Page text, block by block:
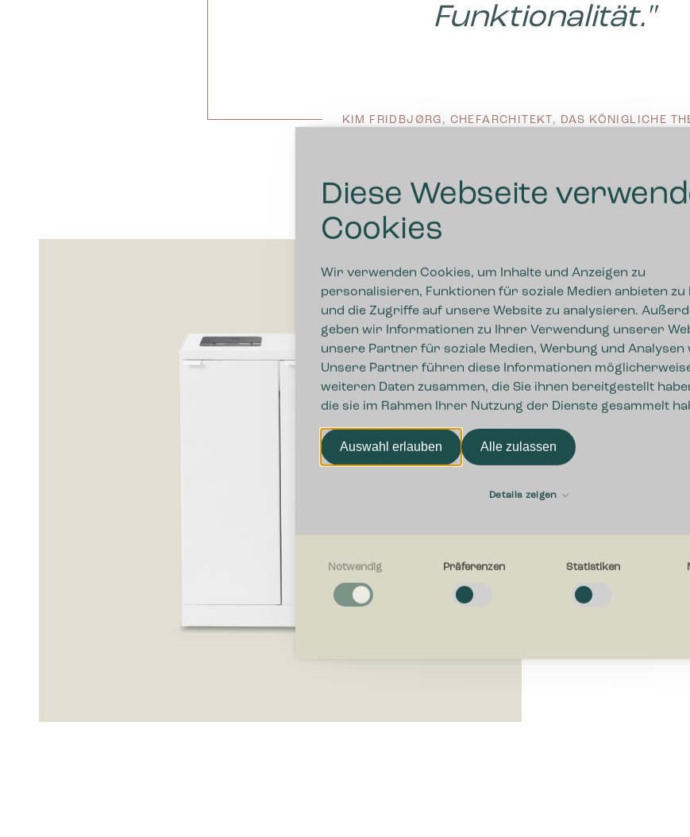
Diese Webseite
Cookies
Wir verwenden Cookies, um Inhalte und Anzeigen zu
personalisieren, Funktionen für soziale Medien anbieten zu
und die Zugriffe auf unsere Website zu analysieren.
geben wir Informationen zu Ihrer Verwendung unserer
unsere Partner für soziale Medien, Werbung und Analysen
Unsere Partner führen diese Informationen
weiteren Daten zusammen, die Sie ihnen bereitgestellt
die sie im Rahmen Ihrer Nutzung der Dienste gesammelt
Auswahl erlauben Alle zulassen
Details zeigen
Notwendig
Notwendige Cookies helfen dabei, eine Webseite nutzbar zu machen, indem sie
Notwendig Präferenzen Statistiken
Funktionalität."
KIM FRIDBJØRG, CHEFARCHITEKT, DAS KÖNIGLICHE